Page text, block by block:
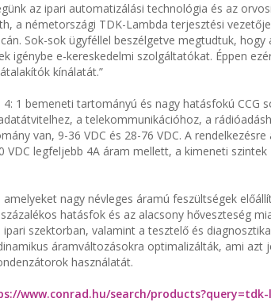
az ipari automatizálási technológia és az orvosi
a németországi TDK-Lambda terjesztési
Sok-sok ügyféllel beszélgetve megtudtuk, hogy
igénybe e-kereskedelmi szolgáltatókat. Éppen
kínálatát.”
1 bemeneti tartományú és nagy hatásfokú CCG
a telekommunikációhoz, a
van, 9-36 VDC és 28-76 VDC. A rendelkezésre
legfeljebb 4A áram mellett, a kimeneti szintek
nagy névleges áramú feszültségek
hatásfok és az alacsony hőveszteség
szektorban, valamint a tesztelő és
áramváltozásokra optimalizálták, ami azt
használatát.
www.conrad.hu/search/